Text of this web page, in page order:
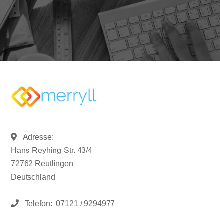
Adresse:
Hans-Reyhing-Str. 43/4
72762 Reutlingen
Deutschland
Telefon: 07121 / 9294977